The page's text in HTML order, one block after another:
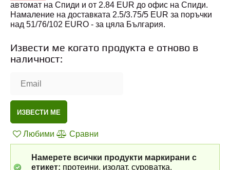
автомат на Спиди и от 2.84 EUR до офис на Спиди.
Намаление на доставката 2.5/3.75/5 EUR за поръчки
над 51/76/102 EURO - за цяла България.
Извести ме когато продукта е отново в
наличност:
ИЗВЕСТИ МЕ
Любими Сравни
Намерете всички продукти маркирани с
етикет: протеини, изолат, суроватка,